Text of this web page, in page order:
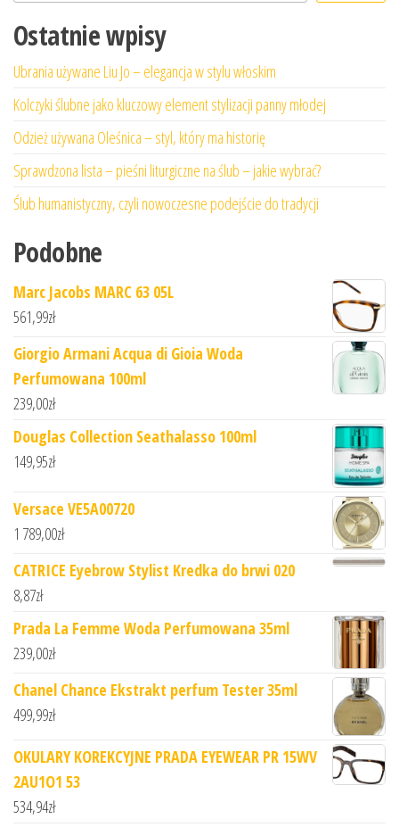
Ostatnie wpisy
Ubrania używane Liu Jo – elegancja w stylu włoskim
Kolczyki ślubne jako kluczowy element stylizacji panny młodej
Odzież używana Oleśnica – styl, który ma historię
Sprawdzona lista – pieśni liturgiczne na ślub – jakie wybrać?
Ślub humanistyczny, czyli nowoczesne podejście do tradycji
Podobne
Marc Jacobs MARC 63 05L
561,99zł
Giorgio Armani Acqua di Gioia Woda
Perfumowana 100ml
239,00zł
Douglas Collection Seathalasso 100ml
149,95zł
Versace VE5A00720
1 789,00zł
CATRICE Eyebrow Stylist Kredka do brwi 020
8,87zł
Prada La Femme Woda Perfumowana 35ml
239,00zł
Chanel Chance Ekstrakt perfum Tester 35ml
499,99zł
OKULARY KOREKCYJNE PRADA EYEWEAR PR 15WV
2AU1O1 53
534,94zł